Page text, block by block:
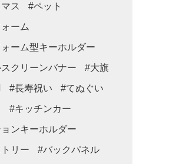
ス #ペット
ーム
ーム型キーホルダー
クリーンバナー #大旗
#長寿祝い #てぬぐい
#キッチンカー
ンキーホルダー
リー #バックパネル